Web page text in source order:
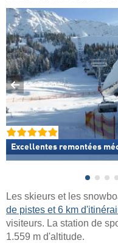
Excellentes remontées
Les skieurs et les
de pistes et 6 km
visiteurs. La station de
1.559 m d'altitude.